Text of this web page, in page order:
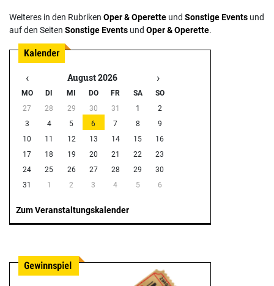
Weiteres in den Rubriken Oper & Operette und Sonstige Events und
auf den Seiten Sonstige Events und Oper & Operette.
‹ August 2026 ›
MO DI MI DO FR SA
SO
27
28 29 30 31 1
2
3
4 5 6 7 8
9
10
11 12 13 14 15
16
17
18 19 20 21 22
23
24
25 26 27 28 29
30
31
1 2 3 4 5 6
Zum Veranstaltungskalender